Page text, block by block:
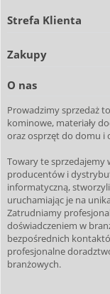
Strefa Klienta
Zakupy
O nas
Prowadzimy sprzedaż
kominowe, materiały
oraz osprzęt do domu i
Towary te sprzedajemy
producentów i
informatyczną,
uruchamiając je na
Zatrudniamy
doświadczeniem w
bezpośrednich
profesjonalne
branżowych.